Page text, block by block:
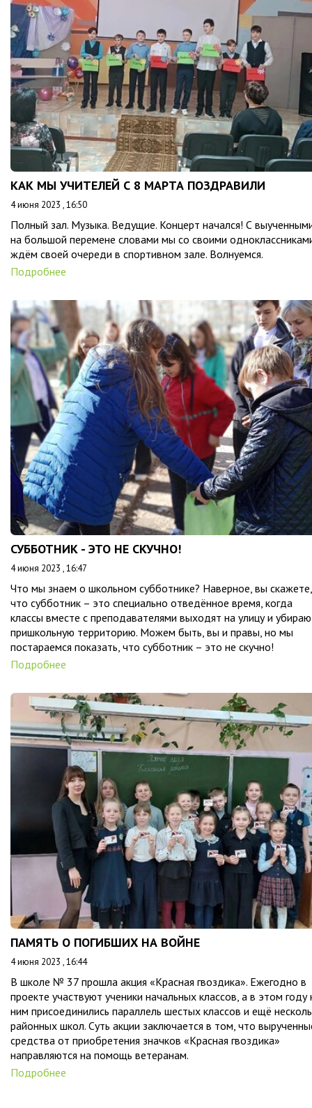
КАК МЫ УЧИТЕЛЕЙ С 8 МАРТА ПОЗДРАВИЛИ
4 июня 2023 , 16:50
Полный зал. Музыка. Ведущие. Концерт начался! С
на большой перемене словами мы со своими
ждём своей очереди в спортивном зале. Волнуемся.
Подробнее
СУББОТНИК - ЭТО НЕ СКУЧНО!
4 июня 2023 , 16:47
Что мы знаем о школьном субботнике? Наверное, вы скажете,
что субботник – это специально отведённое время, когда
классы вместе с преподавателями выходят на улицу и
пришкольную территорию. Можем быть, вы и правы, но мы
постараемся показать, что субботник – это не скучно!
Подробнее
ПАМЯТЬ О ПОГИБШИХ НА ВОЙНЕ
4 июня 2023 , 16:44
В школе № 37 прошла акция «Красная гвоздика». Ежегодно в
проекте участвуют ученики начальных классов, а в этом году
ним присоединились параллель шестых классов и ещё
районных школ. Суть акции заключается в том, что
средства от приобретения значков «Красная гвоздика»
направляются на помощь ветеранам.
Подробнее